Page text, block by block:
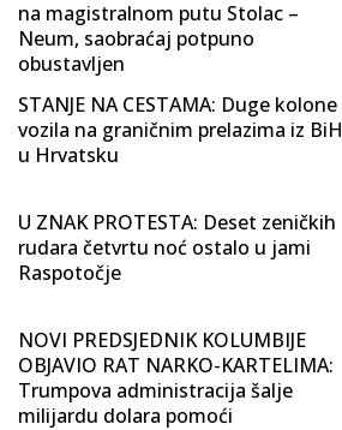
na magistralnom putu Stolac –
Neum, saobraćaj potpuno
obustavljen
STANJE NA CESTAMA: Duge kolone
vozila na graničnim prelazima iz BiH
u Hrvatsku
U ZNAK PROTESTA: Deset zeničkih
rudara četvrtu noć ostalo u jami
Raspotočje
NOVI PREDSJEDNIK KOLUMBIJE
OBJAVIO RAT NARKO-KARTELIMA:
Trumpova administracija šalje
milijardu dolara pomoći